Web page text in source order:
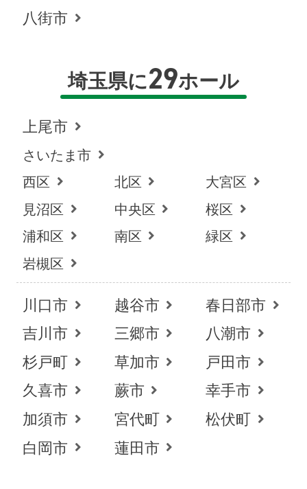
八街市
埼玉県に29ホール
上尾市
さいたま市
西区
北区
大宮区
見沼区
中央区
桜区
浦和区
南区
緑区
岩槻区
川口市 越谷市
春日部市
吉川市
三郷市
八潮市
杉戸町
草加市
戸田市
久喜市
蕨市
幸手市
加須市
宮代町
松伏町
白岡市
蓮田市